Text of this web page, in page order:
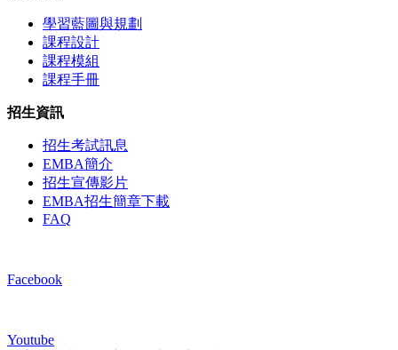
學習藍圖與規劃
課程設計
課程模組
課程手冊
招生資訊
招生考試訊息
EMBA簡介
招生宣傳影片
EMBA招生簡章下載
FAQ
Facebook
Youtube